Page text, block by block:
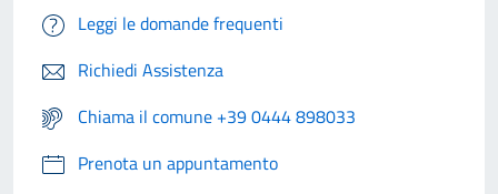
Leggi le domande frequenti
Richiedi Assistenza
Chiama il comune +39 0444 898033
Prenota un appuntamento